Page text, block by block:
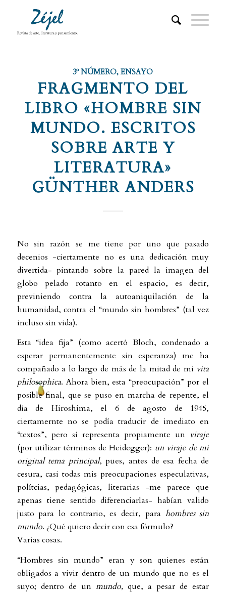
3º NÚMERO,ENSAYO
FRAGMENTO DEL
LIBRO «HOMBRE SIN
MUNDO. ESCRITOS
SOBRE ARTE Y
LITERATURA»
GÜNTHER ANDERS
No sin razón se me tiene por uno que pasado
decenios -ciertamente no es una dedicación muy
divertida- pintando sobre la pared la imagen del
globo pelado rotanto en el espacio, es decir,
previniendo contra la autoaniquilación de la
humanidad, contra el “mundo sin hombres” (tal vez
incluso sin vida).
Esta “idea fija” (como acertó Bloch, condenado a
esperar permanentemente sin esperanza) me ha
compañado a lo largo de más de la mitad de mi vita
philosophica. Ahora bien, esta “preocupación” por el
posible final, que se puso en marcha de repente, el
día de Hiroshima, el 6 de agosto de 1945,
ciertamernte no se podía traducir de imediato en
“textos”, pero sí representa propiamente un viraje
(por utilizar términos de Heidegger): un viraje de mi
original tema principal, pues, antes de esa fecha de
cesura, casi todas mis preocupaciones especulativas,
polítcias, pedagógicas, literarias -me parece que
apenas tiene sentido diferenciarlas- habían valido
justo para lo contrario, es decir, para hombres sin
mundo. ¿Qué quiero decir con esa fórmulo?
Varias cosas.
“Hombres sin mundo” eran y son quienes están
obligados a vivir dentro de un mundo que no es el
suyo; dentro de un mundo,que, a pesar de estar